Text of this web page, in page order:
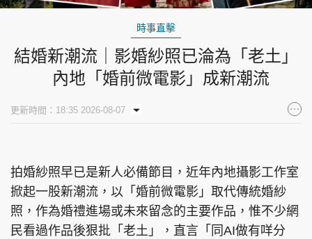
時事直擊
結婚新潮流｜影婚紗照已淪為「老土」
內地「婚前微電影」成新潮流
更新時間：18:35 2026-08-07
拍婚紗照早已是新人必備節目，近年內地攝影工作室
掀起一股新潮流，以「婚前微電影」取代傳統婚紗
照，作為婚禮進場或未來留念的主要作品，惟不少網
民看過作品後狠批「老土」，直言「同AI做有咩分